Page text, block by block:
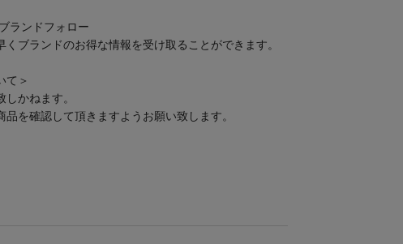
ランドフォロー
くブランドのお得な情報を受け取ることができます。
て＞
しかねます。
品を確認して頂きますようお願い致します。